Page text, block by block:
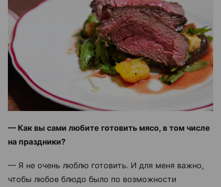
— Как вы сами любите готовить мясо, в том числе
на праздники?
— Я не очень люблю готовить. И для меня важно,
чтобы любое блюдо было по возможности